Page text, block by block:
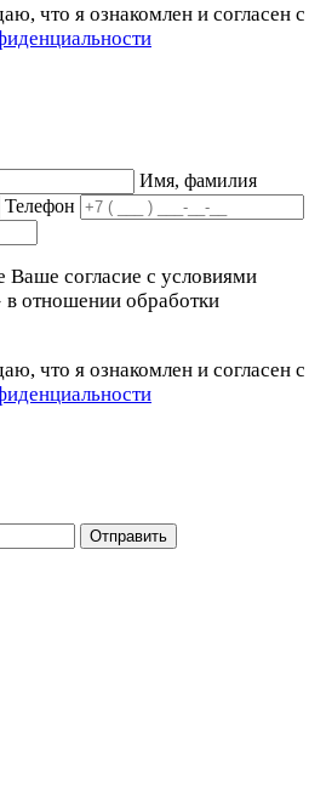
что я ознакомлен и согласен с
Имя, фамилия
Телефон
Ваше согласие с условиями
отношении обработки
что я ознакомлен и согласен с
Отправить